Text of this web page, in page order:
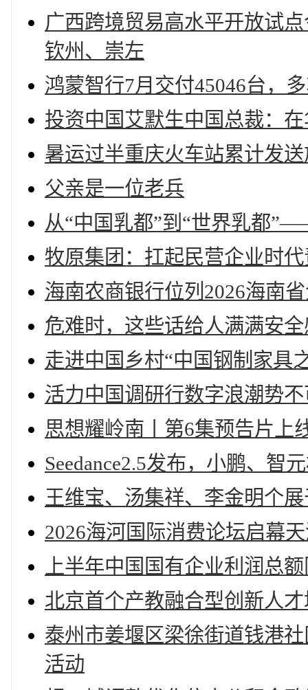
广西跨境贸易高水平开放试
钦州、崇左
鸿蒙智行7月交付45046台，
投资中国艾默生中国总裁：
暑运过半重庆火车站累计发
父亲是一位老兵
从“中国乳都”到“世界乳都
牧原集团：扛起民营企业时
海南农商银行位列2026海南
危难时，这些话给人满满安
走进中国乡村“中国钢制家具
活力中国调研行数字浪潮势
思想耀岭南丨第6集预告片上
Seedance2.5发布，小鹏、智
王维宝、汤集祥、李金明个
2026海河国际消费论坛启幕
上半年中国国有企业利润总
北京首个产教融合型创新人
泰州市姜堰区梁徐街道钱港
活动